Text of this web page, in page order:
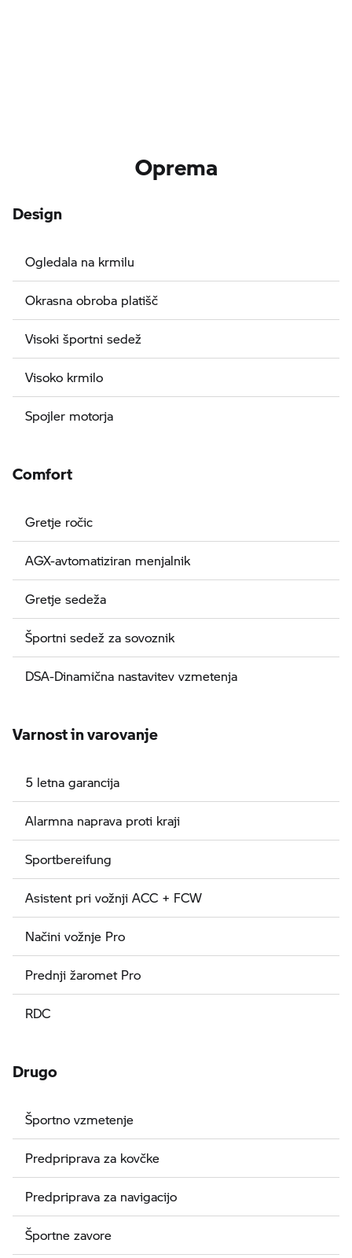
Oprema
Design
Ogledala na krmilu
Okrasna obroba platišč
Visoki športni sedež
Visoko krmilo
Spojler motorja
Comfort
Gretje ročic
AGX-avtomatiziran menjalnik
Gretje sedeža
Športni sedež za sovoznik
DSA-Dinamična nastavitev vzmetenja
Varnost in varovanje
5 letna garancija
Alarmna naprava proti kraji
Sportbereifung
Asistent pri vožnji ACC + FCW
Načini vožnje Pro
Prednji žaromet Pro
RDC
Drugo
Športno vzmetenje
Predpriprava za kovčke
Predpriprava za navigacijo
Športne zavore